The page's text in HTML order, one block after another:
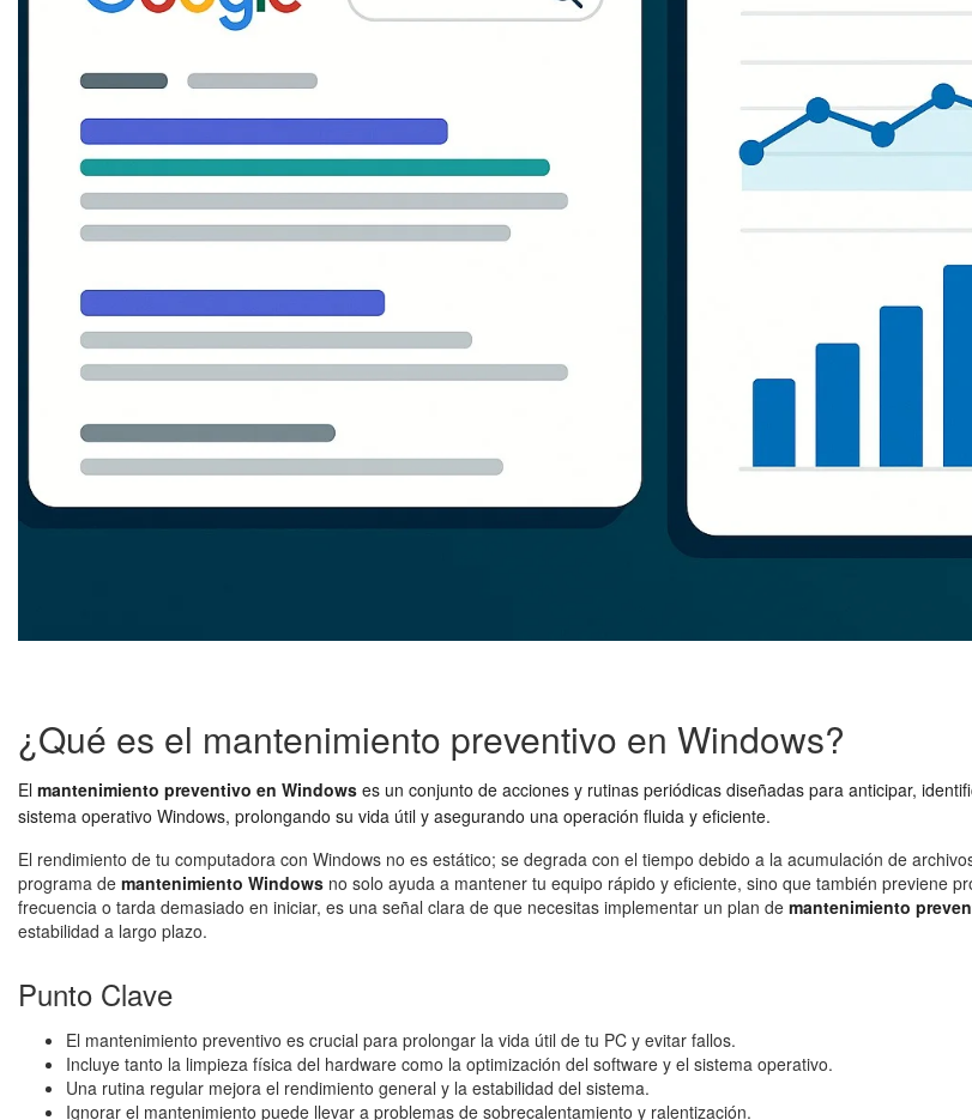
¿Qué es el mantenimiento preventivo en Windows?
El mantenimiento preventivo en Windows es un conjunto de acciones y rutinas periódicas diseñadas para anticipar,
sistema operativo Windows, prolongando su vida útil y asegurando una operación fluida y eficiente.
El rendimiento de tu computadora con Windows no es estático; se degrada con el tiempo debido a la acumulación de
programa de mantenimiento Windows no solo ayuda a mantener tu equipo rápido y eficiente, sino que también previene
frecuencia o tarda demasiado en iniciar, es una señal clara de que necesitas implementar un plan de mantenimiento
estabilidad a largo plazo.
Punto Clave
El mantenimiento preventivo es crucial para prolongar la vida útil de tu PC y evitar fallos.
Incluye tanto la limpieza física del hardware como la optimización del software y el sistema operativo.
Una rutina regular mejora el rendimiento general y la estabilidad del sistema.
Ignorar el mantenimiento puede llevar a problemas de sobrecalentamiento y ralentización.